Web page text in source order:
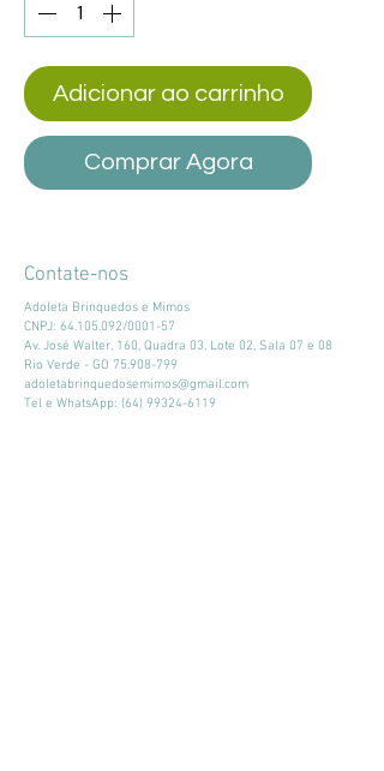
Adicionar ao carrinho
Comprar Agora
Contate-nos
Adoleta Brinquedos e Mimos
CNPJ: 64.105.092/0001-57
Av. José Walter, 160, Quadra 03, Lote 02, Sala 07 e 08
Rio Verde - GO 75.908-799
adoletabrinquedosemimos@gmail.com
Tel e WhatsApp: (64) 99324-6119